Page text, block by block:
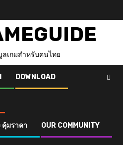
เกมสำหรับคนไทย
DOWNLOAD
คุ้มราคา OUR COMMUNITY